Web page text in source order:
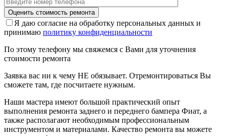
Я даю согласие на обработку персональных данных и
принимаю политику конфиденциальности
По этому телефону мы свяжемся с Вами для уточнения
стоимости ремонта
Заявка вас ни к чему НЕ обязывает. Отремонтироваться Вы
сможете там, где посчитаете нужным.
Наши мастера имеют большой практический опыт
выполнения ремонта заднего и переднего бампера Фиат, а
также располагают необходимым профессиональным
инструментом и материалами. Качество ремонта вы можете